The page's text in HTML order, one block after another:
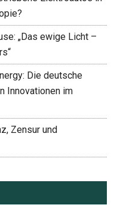
„Das ewige Licht –
Die deutsche
Innovationen im
Zensur und